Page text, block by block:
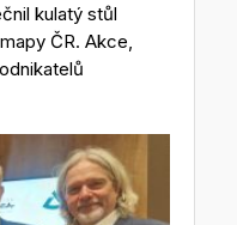
kulatý stůl
ČR. Akce,